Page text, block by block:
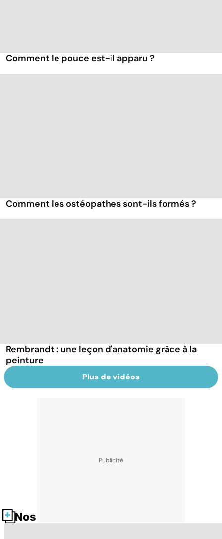
Comment le pouce est-il apparu ?
Comment les ostéopathes sont-ils formés ?
Rembrandt : une leçon d'anatomie grâce à la
peinture
Plus de vidéos
Nos fiches santé